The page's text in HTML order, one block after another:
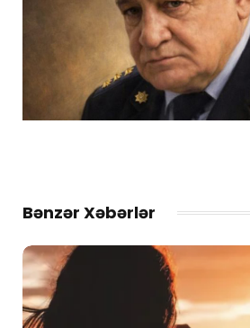
Bənzər Xəbərlər